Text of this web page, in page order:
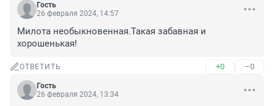
Гость
26 февраля 2024, 14:57
Милота необыкновенная.Такая забавная и
хорошенькая!
ОТВЕТИТЬ +0 –0
Гость
26 февраля 2024, 13:34